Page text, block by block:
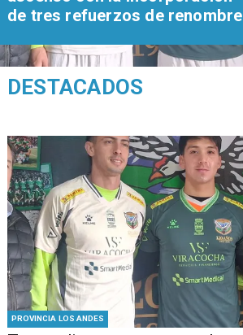
PROVINCIA LOS ANDES
de tres refuerzos de renombre
DESTACADOS